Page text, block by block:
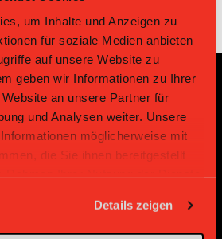
um Inhalte und Anzeigen zu
für soziale Medien anbieten
auf unsere Website zu
geben wir Informationen zu Ihrer
an unsere Partner für
und Analysen weiter. Unsere
möglicherweise mit
die Sie ihnen bereitgestellt
Details zeigen
und Partner